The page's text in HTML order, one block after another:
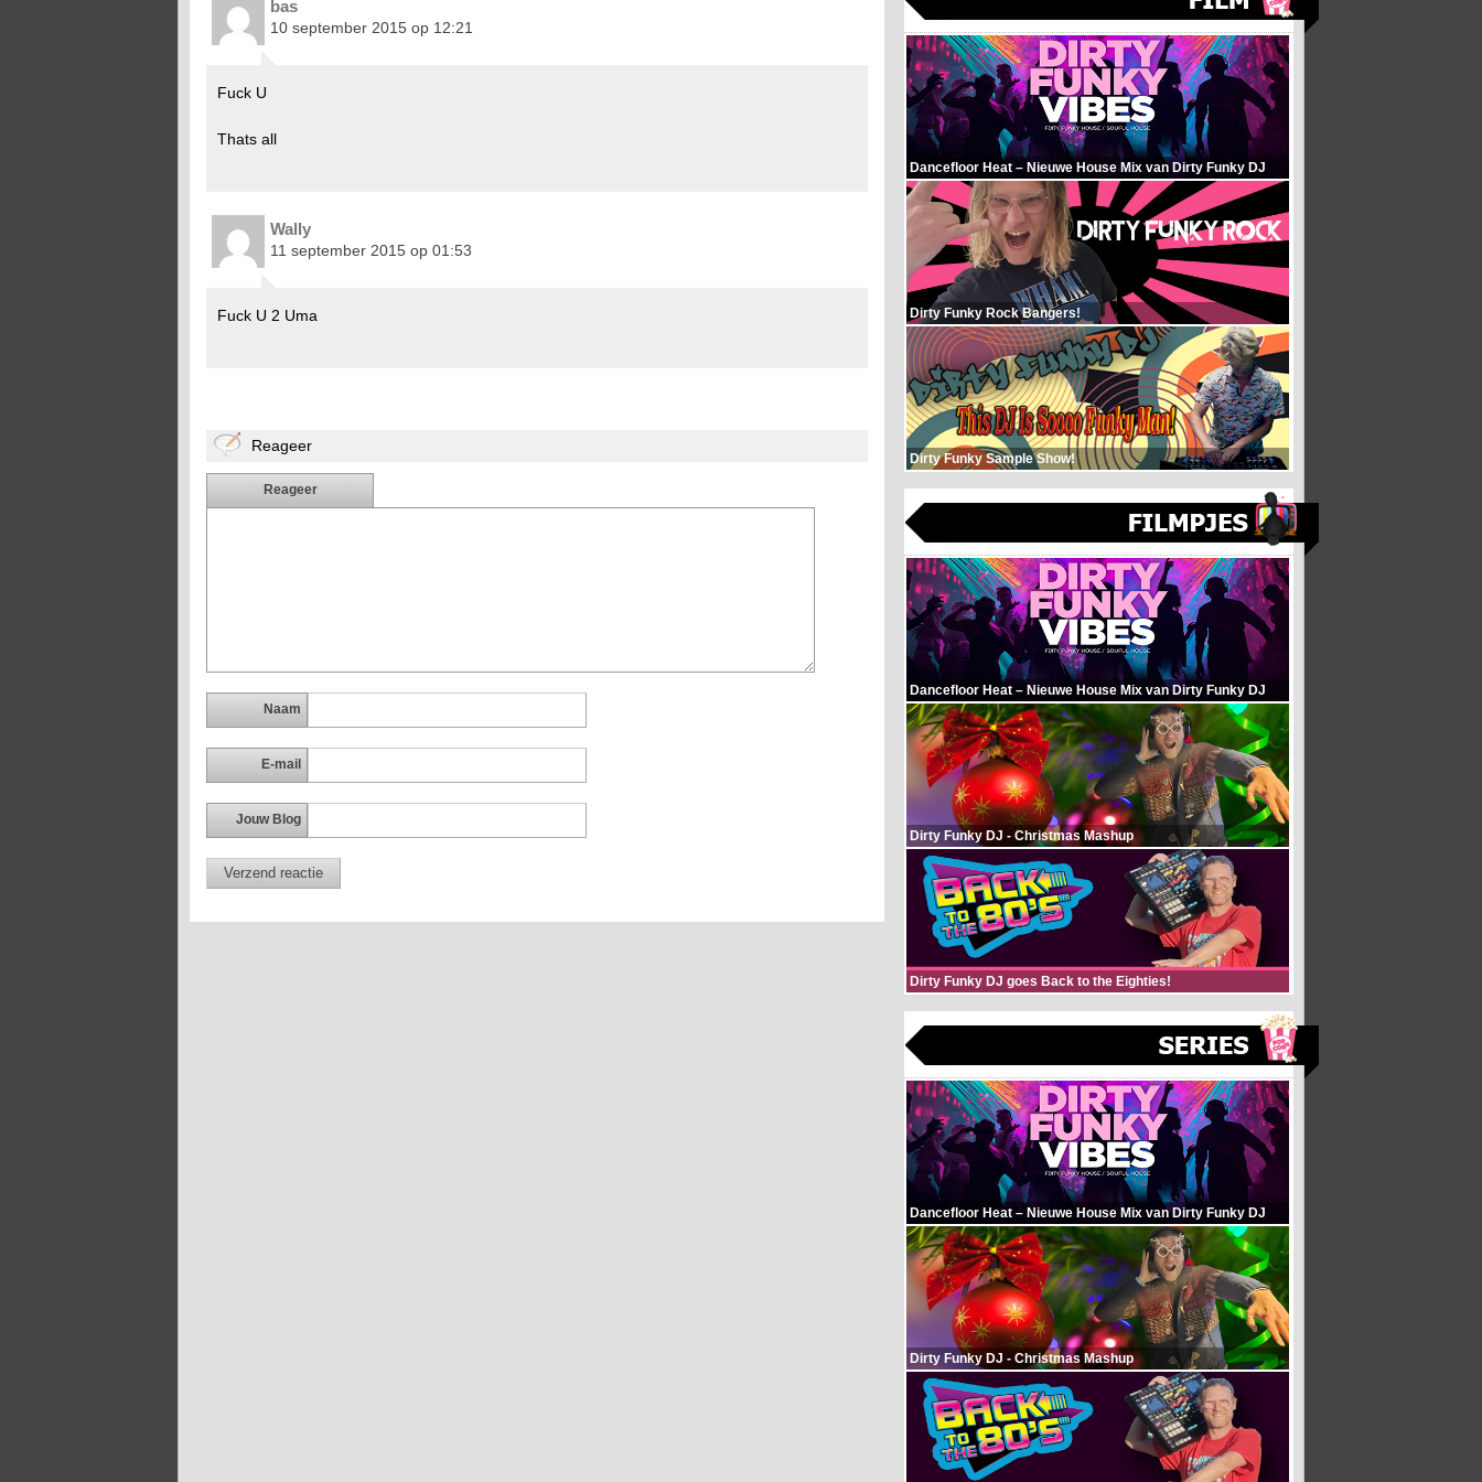
bas
10 september 2015 op 12:21
Fuck U
Thats all
Wally
11 september 2015 op 01:53
Fuck U 2 Uma
Reageer
Reageer
Naam
E-mail
Jouw Blog
Dancefloor Heat – Nieuwe House Mix van Dirty Funky DJ
Dirty Funky Rock Bangers!
Dirty Funky Sample Show!
Dancefloor Heat – Nieuwe House Mix van Dirty Funky DJ
Dirty Funky DJ - Christmas Mashup
Dirty Funky DJ goes Back to the Eighties!
Dancefloor Heat – Nieuwe House Mix van Dirty Funky DJ
Dirty Funky DJ - Christmas Mashup